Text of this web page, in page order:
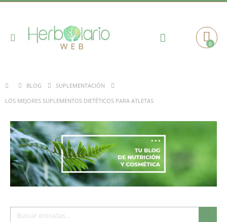
Toggle
Cart0
BLOG
SUPLEMENTACIÓN
LOS MEJORES SUPLEMENTOS DIETÉTICOS PARA ATLETAS